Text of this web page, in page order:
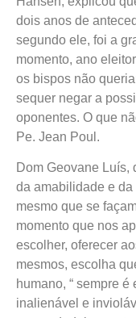
dois anos de
segundo ele, foi a
momento, ano
os bispos não
sequer negar a
oponentes. O que
Pe. Jean Poul.
Dom Geovane Luís,
da amabilidade e
mesmo que se
momento que nos
escolher, oferecer
mesmos, escolha
humano, “ sempre
inalienável e